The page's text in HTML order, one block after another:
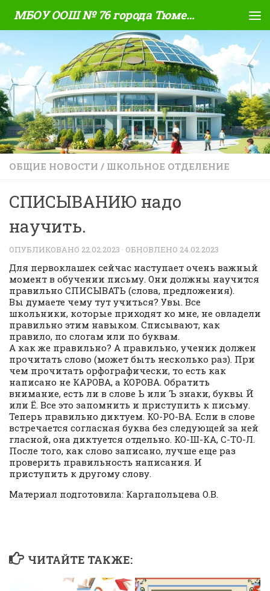
Skip to content МБОУ ООШ № 76 города Тюмени
ОБЩИЕ НОВОСТИ / ШКОЛЬНОЕ ОТДЕЛЕНИЕ
СПИСЫВАНИЮ надо
научить.
ОПУБЛИКОВАНО 22.02.2023 · ОБНОВЛЕНО 24.02.2023
Для первоклашек сейчас наступает очень важный
момент в обучении письму. Они должны научится
правильно СПИСЫВАТЬ (слова, предложения).
Вы думаете чему тут учиться? Увы. Все
школьники, которые приходят ко мне, не овладели
правильно этим навыком. Списывают, как
правило, по слогам или по буквам.
А как же правильно? А правильно, ученик должен
прочитать слово (может быть несколько раз). При
чем прочитать орфографически, то есть как
написано не КАРОВА, а КОРОВА. Обратить
внимание, есть ли в слове Ь или Ъ знаки, буквы Й
или Ё. Все это запомнить и приступить к письму.
Теперь правильно диктуем. КО-РО-ВА. Если в слове
встречается согласная буква без следующей за ней
гласной, она диктуется отдельно. КО-Ш-КА, С-ТО-Л.
После того, как слово записано, лучше еще раз
проверить правильность написания. И
приступить к другому слову.
Материал подготовила: Каргапольцева О.В.
ЧИТАЙТЕ ТАКЖЕ: